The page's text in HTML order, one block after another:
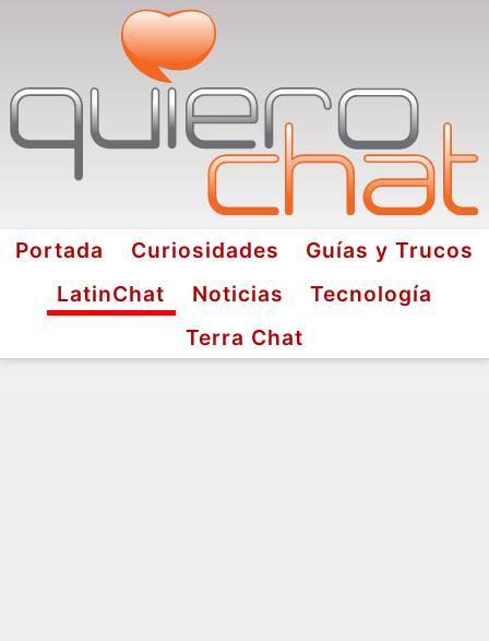
Portada Curiosidades
Guías y Trucos
LatinChat
Noticias
Tecnología
Terra Chat